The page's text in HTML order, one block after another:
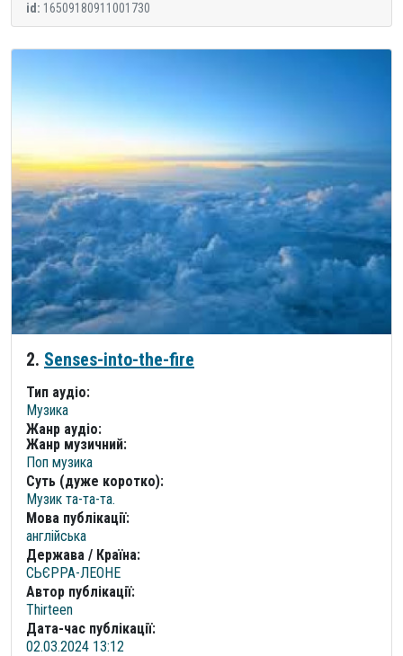
id: 16509180911001730
2. Senses-into-the-fire
Тип аудіо:
Музика
Жанр аудіо:
Жанр музичний:
Поп музика
Суть (дуже коротко):
Музик та-та-та.
Мова публікації:
англійська
Держава / Країна:
СЬЄРРА-ЛЕОНЕ
Автор публікації:
Thirteen
Дата-час публікації:
02.03.2024 13:12